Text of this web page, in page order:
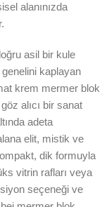
alanınızda
asil bir kule
kaplayan
krem mermer blok
alıcı bir sanat
adeta
elit, mistik ve
dik formuyla
vitrin rafları veya
seçeneği ve